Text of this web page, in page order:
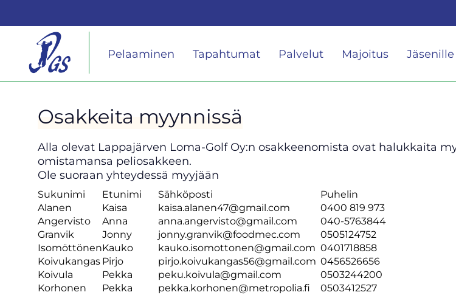
Pelaaminen Tapahtumat Palvelut Majoitus
Osakkeita myynnissä
Alla olevat Lappajärven Loma-Golf Oy:n osakkeenomista ovat halukkaita
omistamansa peliosakkeen.
​​​​​​​Ole suoraan yhteydessä myyjään
Sukunimi Etunimi Sähköposti
Puhelin
Alanen
Kaisa kaisa.alanen47@gmail.com
0400 819 973
Angervisto
Anna anna.angervisto@gmail.com
040-5763844
Granvik
Jonny jonny.granvik@foodmec.com
0505124752
IsomöttönenKauko kauko.isomottonen@gmail.com 0401718858
Koivukangas Pirjo pirjo.koivukangas56@gmail.com 0456526656
Koivula
Pekka peku.koivula@gmail.com
0503244200
Korhonen
Pekka pekka.korhonen@metropolia.fi
0503412527